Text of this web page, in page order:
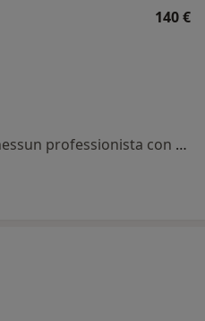
140 €
Questo centro non ha nessun professionista con date disponibili